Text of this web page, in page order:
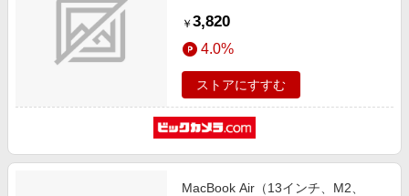
MCAR13-ST-22-CR
￥ 3,820
4.0%
ストアにすすむ
MacBook Air（13インチ、M2、